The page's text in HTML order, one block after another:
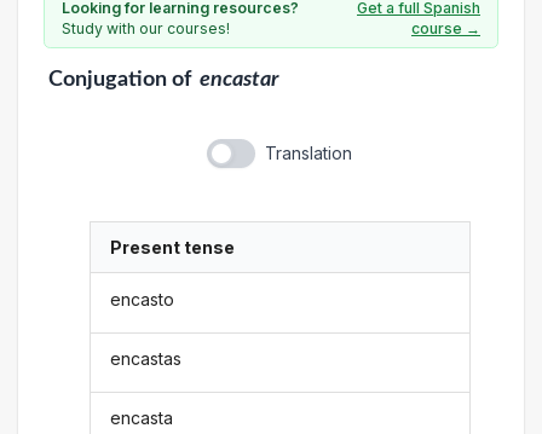
Looking for learning resources?
Study with our courses!
Get a full Spanish
course →
Conjugationof encastar
Translation
Present tense
encasto
encastas
encasta